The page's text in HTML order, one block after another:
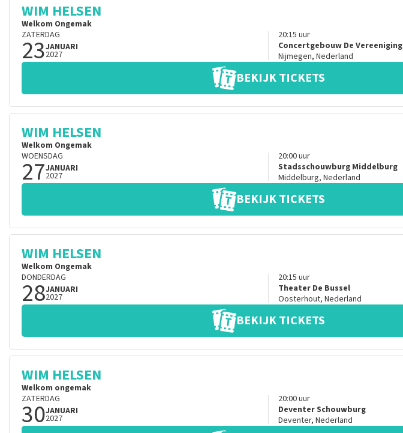
WIM HELSEN
Welkom Ongemak
ZATERDAG
23JANUARI
2027
20:15 uur
Concertgebouw De Vereeniging
Nijmegen, Nederland
BEKIJK TICKETS
WIM HELSEN
Welkom Ongemak
WOENSDAG
27JANUARI
2027
20:00uur
Stadsschouwburg Middelburg
Middelburg, Nederland
BEKIJK TICKETS
WIM HELSEN
Welkom Ongemak
DONDERDAG
28JANUARI
2027
20:15 uur
Theater De Bussel
Oosterhout, Nederland
BEKIJK TICKETS
WIM HELSEN
Welkom ongemak
ZATERDAG
30JANUARI
2027
20:00uur
Deventer Schouwburg
Deventer, Nederland